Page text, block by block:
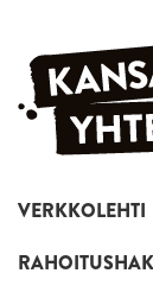
Siirry
VERKKOLEHTI